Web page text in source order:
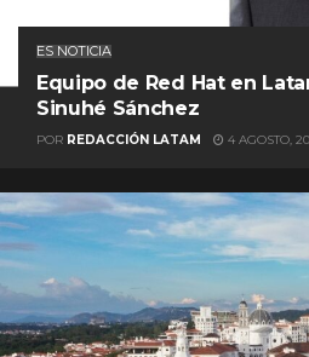
ES NOTICIA
Equipo de Red Hat en
Sinuhé Sánchez
POR REDACCIÓN LATAM 4 AGOSTO,